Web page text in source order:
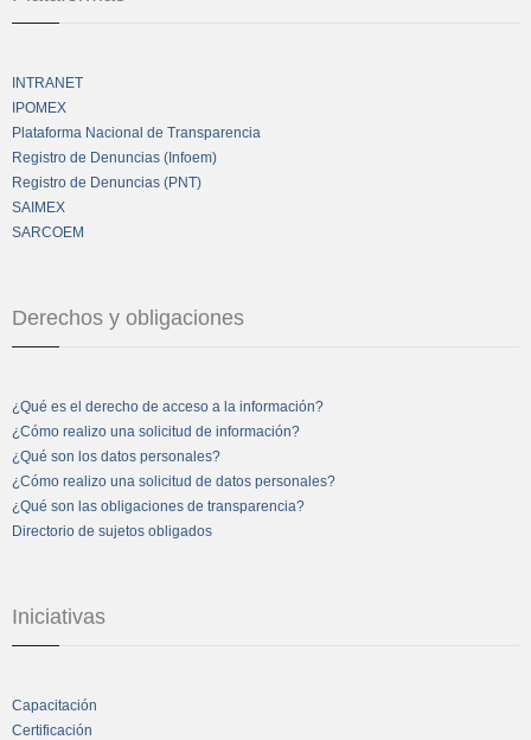
INTRANET
IPOMEX
Plataforma Nacional de Transparencia
Registro de Denuncias (Infoem)
Registro de Denuncias (PNT)
SAIMEX
SARCOEM
Derechos y obligaciones
¿Qué es el derecho de acceso a la información?
¿Cómo realizo una solicitud de información?
¿Qué son los datos personales?
¿Cómo realizo una solicitud de datos personales?
¿Qué son las obligaciones de transparencia?
Directorio de sujetos obligados
Iniciativas
Capacitación
Certificación